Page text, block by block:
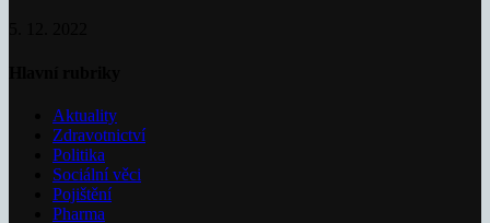
Aktuality
Zdravotnictví
Politika
Sociální věci
Pojištění
Pharma